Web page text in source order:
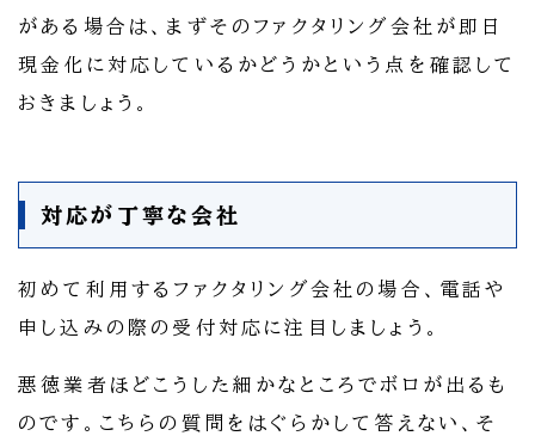
がある場合は、まずそのファクタリング会社が即日
現金化に対応しているかどうかという点を確認して
おきましょう。
対応が丁寧な会社
初めて利用するファクタリング会社の場合、電話や
申し込みの際の受付対応に注目しましょう。
悪徳業者ほどこうした細かなところでボロが出るも
のです。こちらの質問をはぐらかして答えない、そ